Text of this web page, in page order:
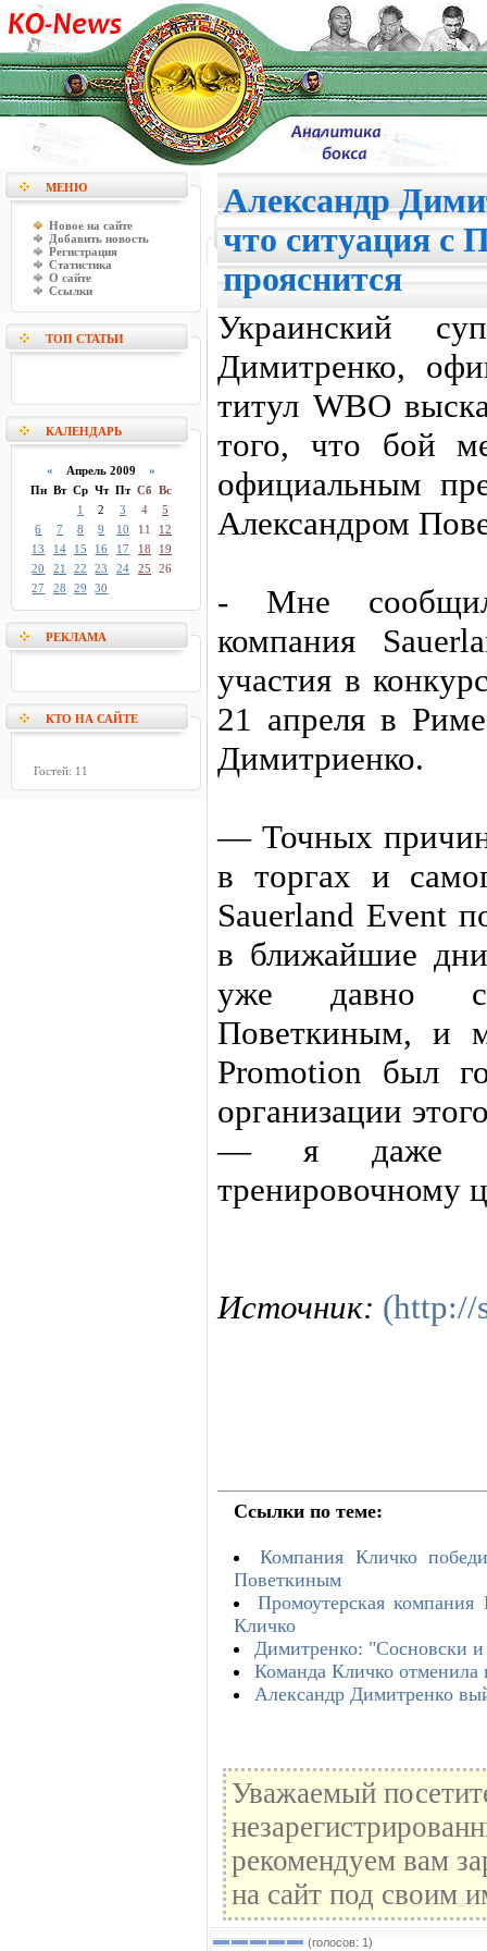
МЕНЮ
Новое на сайте
Добавить новость
Регистрация
Статистика
О сайте
Ссылки
ТОП СТАТЬИ
КАЛЕНДАРЬ
« Апрель 2009 »
Пн Вт Ср Чт Пт Сб Вс
1
2 3 4
5
6
7 8 9 10 11
12
13
14 15 16 17 18
19
20
21 22 23 24 25
26
27
28 29 30
РЕКЛАМА
КТО НА САЙТЕ
Гостей: 11
Александр
что ситуация с
прояснится
Украинский
Димитренко,
титул WBO
того, что бой
официальным
Александром
- Мне
компания
участия в
21 апреля в
Димитриенко.
— Точных причин
в торгах и
Sauerland Event
в ближайшие
уже давно
Поветкиным, и
Promotion был
организации
— я даже
тренировочному
Источник: (http://
Ссылки по теме:
Компания Кличко
Поветкиным
Промоутерская
Кличко
Димитренко: "Сосновски и
Команда Кличко отменила
Александр Димитренко
Уважаемый
рекомендуем вам
на сайт под своим
(голосов: 1)